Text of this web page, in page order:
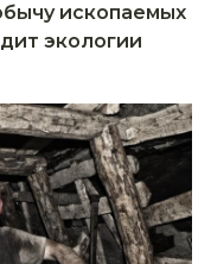
ископаемых
экологии